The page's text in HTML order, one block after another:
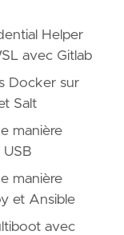
Helper
avec Gitlab
Docker sur
Salt
manière
USB
manière
et Ansible
avec